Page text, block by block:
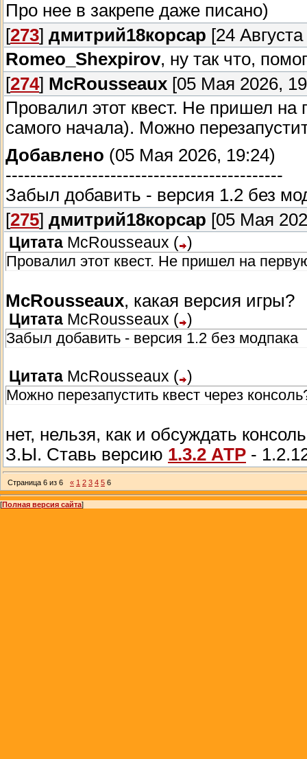
Про нее в закрепе даже писано)
[273] дмитрий18корсар [24
Romeo_Shexpirov, ну так что,
[274] McRousseaux [05 Мая 2026,
Провалил этот квест. Не пришел на
самого начала). Можно
Добавлено (05 Мая 2026, 19:24)
---------------------------------------------
Забыл добавить - версия 1.2 без
[275] дмитрий18корсар [05 Мая
Цитата McRousseaux ( )
Провалил этот квест. Не пришел на
McRousseaux, какая версия игры?
Цитата McRousseaux ( )
Забыл добавить - версия 1.2 без модпака
Цитата McRousseaux ( )
Можно перезапустить квест через
нет, нельзя, как и обсуждать
З.Ы. Ставь версию 1.3.2 АТР -
Страница 6 из 6 « 1 2 3 4 5 6
[Полная версия сайта]